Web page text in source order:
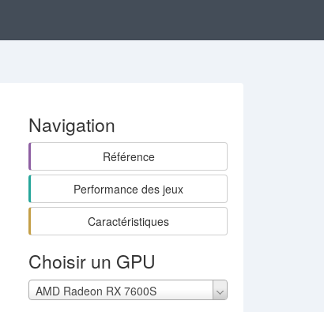
Navigation
Référence
Performance des jeux
Caractéristiques
Choisir un GPU
AMD Radeon RX 7600S